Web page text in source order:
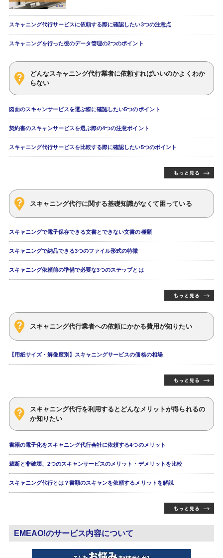
スキャニング代行サービスに依頼する際に確認したい3つの注意点
スキャニングを行った後のデータ管理の2つのポイント
どんなスキャニング代行業者に依頼すればいいのかよくわか
らない
図面のスキャンサービスを選ぶ際に確認したい5つのポイント
契約書のスキャンサービスを選ぶ際の4つの注意ポイント
スキャニング代行サービスを比較する際に確認したい5つのポイント
スキャニング代行に関する基礎知識がなくて困っている
スキャニングで電子保存できる文書とできない文書の種類
スキャニングで納品できる3つのファイル形式の特徴
スキャニング依頼前の準備で必要な3つのステップとは
スキャニング代行業者への依頼にかかる費用が知りたい
【用紙サイズ・解像度別】スキャニングサービスの価格の相場
スキャニング代行を利用するとどんなメリットが得られるの
か知りたい
書籍の電子化をスキャニング代行会社に依頼する4つのメリット
裁断と非破壊、2つのスキャンサービスのメリット・デメリットを比較
スキャニング代行とは？書類のスキャンを依頼するメリットを解説
EMEAO!のサービス内容について